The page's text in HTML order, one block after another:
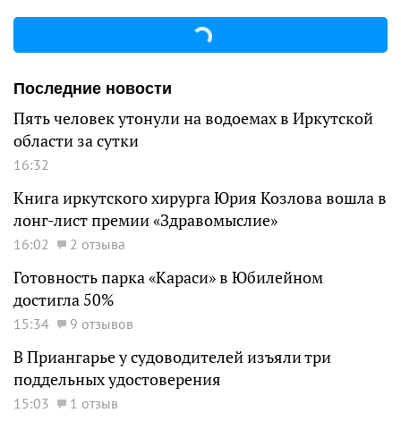
Последние новости
Пять человек утонули на водоемах в Иркутской
области за сутки
16:32
Книга иркутского хирурга Юрия Козлова вошла в
лонг-лист премии «Здравомыслие»
16:02 2 отзыва
Готовность парка «Караси» в Юбилейном
достигла 50%
15:34 9 отзывов
В Приангарье у судоводителей изъяли три
поддельных удостоверения
15:03
1 отзыв